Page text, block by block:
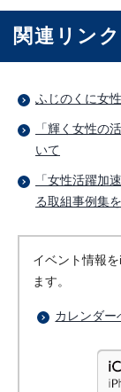
関連リンク
ふじのくに女
「輝く女性の
いて
「女性活躍加
る取組事例集
イベント情報
ます。
カレンダー